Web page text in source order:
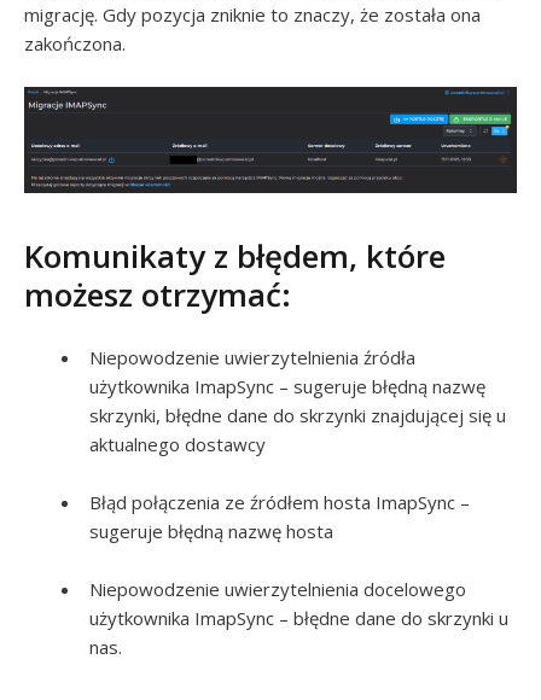
migrację. Gdy pozycja zniknie to znaczy, że została ona
zakończona.
Komunikaty z błędem, które
możesz otrzymać:
Niepowodzenie uwierzytelnienia źródła
użytkownika ImapSync – sugeruje błędną nazwę
skrzynki, błędne dane do skrzynki znajdującej się u
aktualnego dostawcy
Błąd połączenia ze źródłem hosta ImapSync –
sugeruje błędną nazwę hosta
Niepowodzenie uwierzytelnienia docelowego
użytkownika ImapSync – błędne dane do skrzynki u
nas.